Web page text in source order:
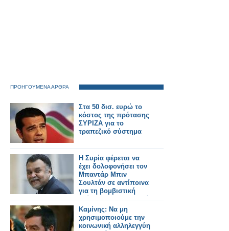
ΠΡΟΗΓΟΥΜΕΝΑ ΑΡΘΡΑ
Στα 50 δισ. ευρώ το
κόστος της πρότασης
ΣΥΡΙΖΑ για το
τραπεζικό σύστημα
Η Συρία φέρεται να
έχει δολοφονήσει τον
Μπαντάρ Μπιν
Σουλτάν σε αντίποινα
για τη βομβιστική
επίθεση στη Δαμασκό
Καμίνης: Να μη
χρησιμοποιούμε την
κοινωνική αλληλεγγύη